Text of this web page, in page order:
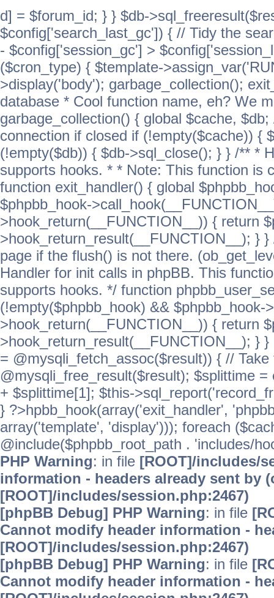
d] = $forum_id; } } $db-
$config['search_last_gc']) { // Tidy the
- $config['session_gc'] >
($cron_type) { $template-
>display('body'); garbage_collection();
database * Cool function name, eh? We
garbage_collection() { global $cache,
connection if closed if (!empty($cache)) {
(!empty($db)) { $db->sql_close(); } } /** *
supports hooks. * * Note: This function is
function exit_handler() { global
$phpbb_hook-
>hook_return(__FUNCTION__)) { return
>hook_return_result(__FUNCTION__); }
page if the flush() is not there.
Handler for init calls in phpBB. This
supports hooks. */ function
(!empty($phpbb_hook) &&
>hook_return(__FUNCTION__)) { return
>hook_return_result(__FUNCTION__); }
= @mysqli_fetch_assoc($result)) { //
@mysqli_free_result($result); $splittime
+ $splittime[1]; $this-
} ?>hpbb_hook(array('exit_handler',
array('template', 'display'))); foreach
@include($phpbb_root_path . 'includes/
PHP Warning: in file [ROOT]/includes/
information - headers already sent by
[ROOT]/includes/session.php:2467)
[phpBB Debug] PHP Warning: in file
Cannot modify header information -
[ROOT]/includes/session.php:2467)
[phpBB Debug] PHP Warning: in file
Cannot modify header information -